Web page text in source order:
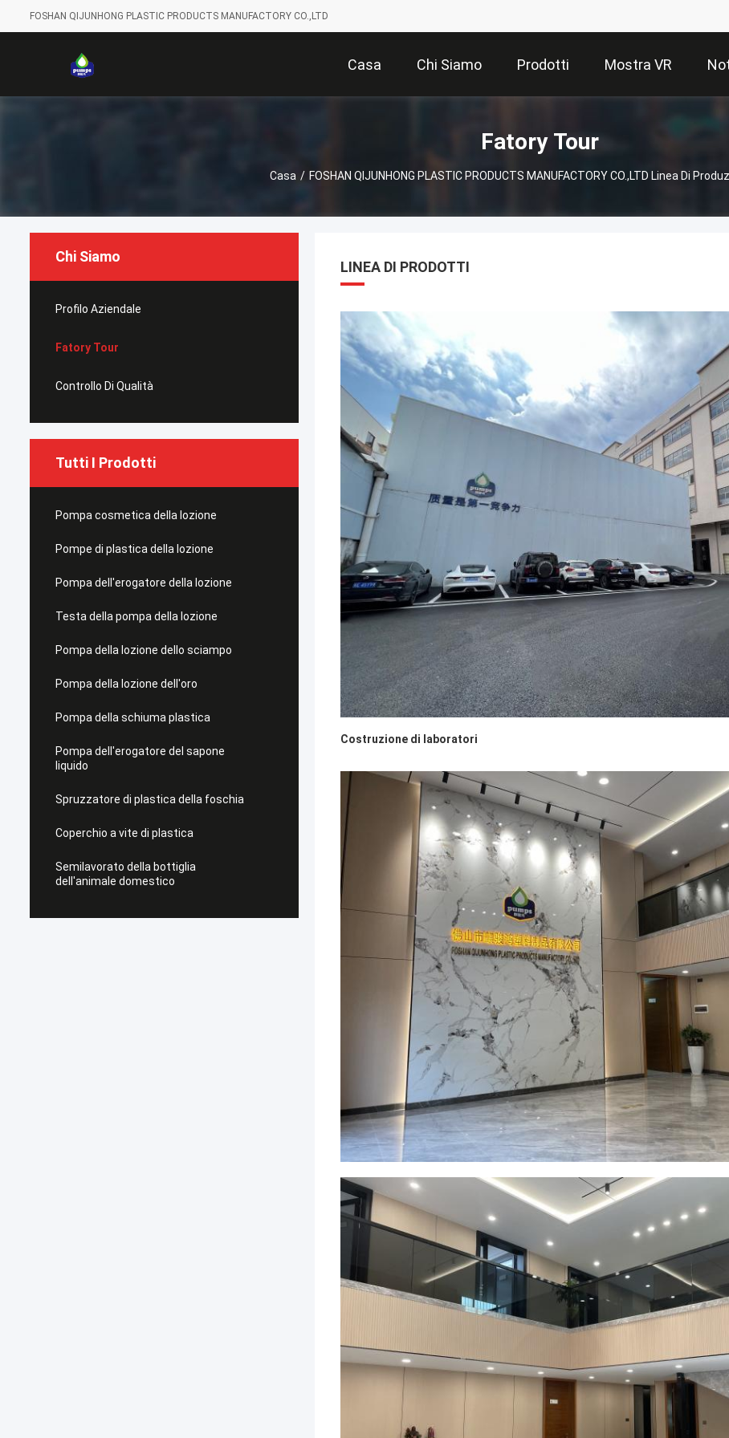
FOSHAN QIJUNHONG PLASTIC PRODUCTS MANUFACTORY CO.,LTD
Casa Chi Siamo Prodotti Mostra VR
Fatory Tour
Casa / FOSHAN QIJUNHONG PLASTIC PRODUCTS MANUFACTORY CO.,LTD Linea Di
Chi Siamo
Profilo Aziendale
Fatory Tour
Controllo Di Qualità
Tutti I Prodotti
Pompa cosmetica della lozione
Pompe di plastica della lozione
Pompa dell'erogatore della lozione
Testa della pompa della lozione
Pompa della lozione dello sciampo
Pompa della lozione dell'oro
Pompa della schiuma plastica
Pompa dell'erogatore del sapone
liquido
Spruzzatore di plastica della foschia
Coperchio a vite di plastica
Semilavorato della bottiglia
dell'animale domestico
LINEA DI PRODOTTI
Costruzione di laboratori